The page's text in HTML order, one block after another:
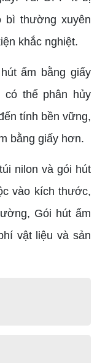
bì thường xuyên
khắc nghiệt.
ẩm bằng giấy
thể phân hủy
tính bền vững,
bằng giấy hơn.
nilon và gói hút
vào kích thước,
Gói hút ẩm
vật liệu và sản